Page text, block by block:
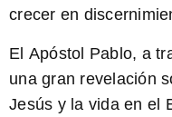
crecer en
El Apóstol Pablo, a
una gran revelación
Jesús y la vida en el